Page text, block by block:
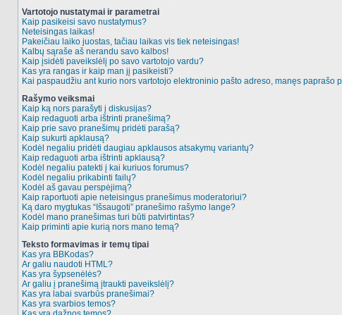
Vartotojo nustatymai ir parametrai
Kaip pasikeisi savo nustatymus?
Neteisingas laikas!
Pakeičiau laiko juostas, tačiau laikas vis tiek neteisingas!
Kalbų sąraše aš nerandu savo kalbos!
Kaip įsidėti paveikslėlį po savo vartotojo vardu?
Kas yra rangas ir kaip man jį pasikeisti?
Kai paspaudžiu ant kurio nors vartotojo elektroninio pašto adreso, manęs paprašo
Rašymo veiksmai
Kaip ką nors parašyti į diskusijas?
Kaip redaguoti arba ištrinti pranešimą?
Kaip prie savo pranešimų pridėti parašą?
Kaip sukurti apklausą?
Kodėl negaliu pridėti daugiau apklausos atsakymų variantų?
Kaip redaguoti arba ištrinti apklausą?
Kodėl negaliu patekti į kai kuriuos forumus?
Kodėl negaliu prikabinti failų?
Kodėl aš gavau perspėjimą?
Kaip raportuoti apie neteisingus pranešimus moderatoriui?
Ką daro mygtukas “Išsaugoti” pranešimo rašymo lange?
Kodėl mano pranešimas turi būti patvirtintas?
Kaip priminti apie kurią nors mano temą?
Teksto formavimas ir temų tipai
Kas yra BBKodas?
Ar galiu naudoti HTML?
Kas yra šypsenėlės?
Ar galiu į pranešimą įtraukti paveikslėlį?
Kas yra labai svarbūs pranešimai?
Kas yra svarbios temos?